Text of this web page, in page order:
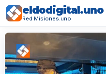
eldodigital.uno
Red Misiones.uno